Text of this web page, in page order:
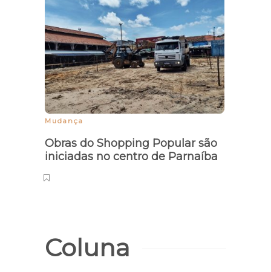
Mudança
Obras do Shopping Popular são
iniciadas no centro de Parnaíba
Coluna